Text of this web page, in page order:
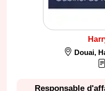
Douai,
Responsable